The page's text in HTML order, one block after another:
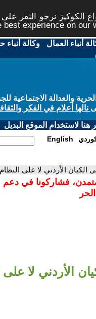
نرجو النقر
experience on our
أنباء العمال -وكالة أنباء
والعدالة الاجتماعية
أعلام في الفكر
لاستخدام الموقع البديل
English
الأردني لا على النظام
فشاركونا في دعم
الأردني لا على